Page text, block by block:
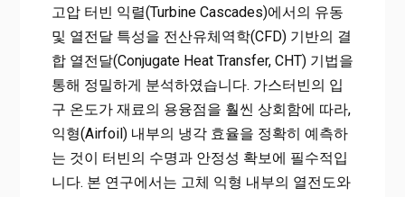
고압 터빈 익렬(Turbine Cascades)에서의 유동
및 열전달 특성을 전산유체역학(CFD) 기반의 결
합 열전달(Conjugate Heat Transfer, CHT) 기법을
통해 정밀하게 분석하였습니다. 가스터빈의 입
구 온도가 재료의 용융점을 훨씬 상회함에 따라,
익형(Airfoil) 내부의 냉각 효율을 정확히 예측하
는 것이 터빈의 수명과 안정성 확보에 필수적입
니다. 본 연구에서는 고체 익형 내부의 열전도와